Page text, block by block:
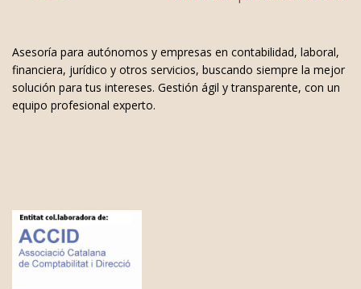
Asesoría para autónomos y empresas en contabilidad, laboral,
financiera, jurídico y otros servicios, buscando siempre la mejor
solución para tus intereses. Gestión ágil y transparente, con un
equipo profesional experto.